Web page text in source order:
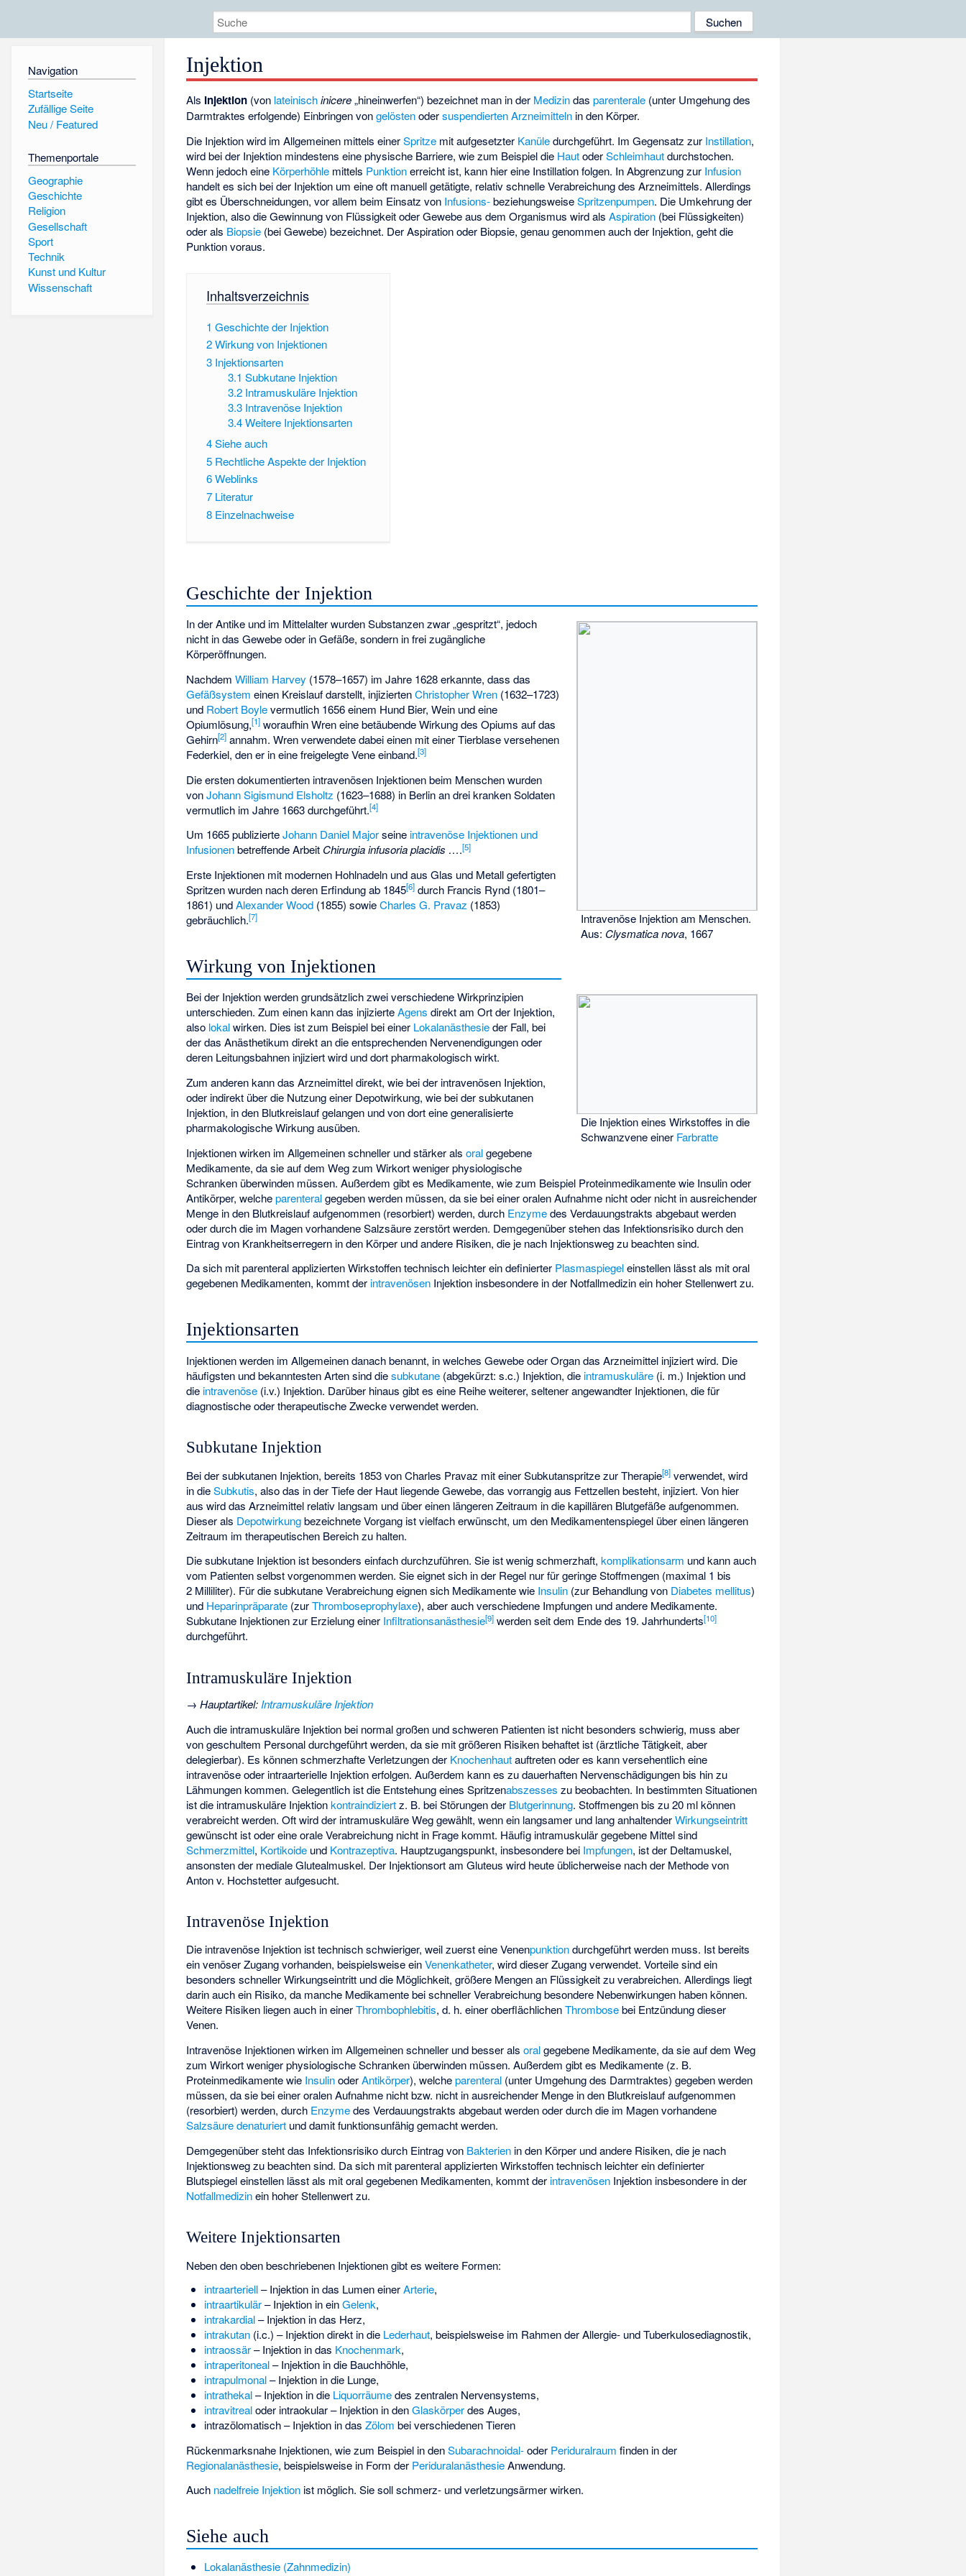
Navigation
Startseite
Zufällige Seite
Neu / Featured
Themenportale
Geographie
Geschichte
Religion
Gesellschaft
Sport
Technik
Kunst und Kultur
Wissenschaft
Injektion
Als Injektion (von lateinisch inicere„hineinwerfen“) bezeichnet man in der Medizindasparenterale (unter Umgehung des
Darmtraktes erfolgende) Einbringen vongelöstenodersuspendierten Arzneimitteln in den Körper.
Die Injektion wird im Allgemeinen mittels einerSpritze mit aufgesetzter Kanüledurchgeführt. Im Gegensatz zur Instillation,
wird bei der Injektion mindestens eine physische Barriere, wie zum Beispiel die HautoderSchleimhautdurchstochen.
Wenn jedoch eine Körperhöhle mittels Punktionerreicht ist, kann hier eine Instillation folgen. In Abgrenzung zur Infusion
handelt es sich bei der Injektion um eine oft manuell getätigte, relativ schnelle Verabreichung des Arzneimittels. Allerdings
gibt es Überschneidungen, vor allem beim Einsatz von Infusions-beziehungsweiseSpritzenpumpen. Die Umkehrung der
Injektion, also die Gewinnung von Flüssigkeit oder Gewebe aus dem Organismus wird alsAspiration (bei Flüssigkeiten)
oder als Biopsie (bei Gewebe) bezeichnet. Der Aspiration oder Biopsie, genau genommen auch der Injektion, geht die
Punktion voraus.
Inhaltsverzeichnis
1 Geschichte der Injektion
2Wirkung von Injektionen
3 Injektionsarten
3.1 Subkutane Injektion
3.2 Intramuskuläre Injektion
3.3 Intravenöse Injektion
3.4 Weitere Injektionsarten
4Siehe auch
5 Rechtliche Aspekte der Injektion
6Weblinks
7 Literatur
8 Einzelnachweise
Geschichte der Injektion
Intravenöse Injektion am Menschen.
Aus: Clysmatica nova, 1667
In der Antike und im Mittelalter wurden Substanzen zwar „gespritzt“, jedoch
nicht in das Gewebe oder in Gefäße, sondern in frei zugängliche
Körperöffnungen.
NachdemWilliam Harvey (1578–1657) im Jahre 1628 erkannte, dass das
Gefäßsystem einen Kreislauf darstellt, injiziertenChristopher Wren (1632–1723)
und Robert Boylevermutlich 1656 einem Hund Bier, Wein und eine
Opiumlösung,[1] woraufhin Wren eine betäubende Wirkung des Opiums auf das
Gehirn[2] annahm. Wren verwendete dabei einen mit einer Tierblase versehenen
Federkiel, den er in eine freigelegte Vene einband.[3]
Die ersten dokumentierten intravenösen Injektionen beim Menschen wurden
vonJohann Sigismund Elsholtz (1623–1688) in Berlin an drei kranken Soldaten
vermutlich im Jahre 1663 durchgeführt.[4]
Um 1665 publizierteJohann Daniel Majorseine intravenöse Injektionen und
Infusionenbetreffende Arbeit Chirurgia infusoria placidis ….[5]
Erste Injektionen mit modernen Hohlnadeln und aus Glas und Metall gefertigten
Spritzen wurden nach deren Erfindung ab 1845[6] durch Francis Rynd (1801–
1861) undAlexander Wood (1855) sowieCharles G. Pravaz (1853)
gebräuchlich.[7]
Wirkung von Injektionen
Die Injektion eines Wirkstoffes in die
Schwanzveneeiner Farbratte
Bei der Injektion werden grundsätzlich zwei verschiedene Wirkprinzipien
unterschieden. Zum einen kann das injizierteAgens direkt am Ort der Injektion,
also lokalwirken. Dies ist zum Beispiel bei einer Lokalanästhesieder Fall, bei
der das Anästhetikum direkt an die entsprechenden Nervenendigungen oder
deren Leitungsbahnen injiziert wird und dort pharmakologisch wirkt.
Zum anderen kann das Arzneimittel direkt, wie bei der intravenösen Injektion,
oder indirekt über die Nutzung einer Depotwirkung, wie bei der subkutanen
Injektion, in den Blutkreislauf gelangen und von dort eine generalisierte
pharmakologische Wirkung ausüben.
Injektionen wirken im Allgemeinen schneller und stärker alsoralgegebene
Medikamente, da sie auf dem Weg zum Wirkort weniger physiologische
Schranken überwinden müssen. Außerdem gibt es Medikamente, wie zum Beispiel Proteinmedikamente wie Insulin oder
Antikörper, welcheparenteralgegeben werden müssen, da sie bei einer oralen Aufnahme nicht oder nicht in ausreichender
Menge in den Blutkreislauf aufgenommen (resorbiert) werden, durch Enzymedes Verdauungstrakts abgebaut werden
oder durch die im Magen vorhandene Salzsäure zerstört werden. Demgegenüber stehen das Infektionsrisiko durch den
Eintrag von Krankheitserregern in den Körper und andere Risiken, die je nach Injektionsweg zu beachten sind.
Da sich mit parenteral applizierten Wirkstoffen technisch leichter ein definierter Plasmaspiegeleinstellen lässt als mit oral
gegebenen Medikamenten, kommt der intravenösen Injektion insbesondere in der Notfallmedizin ein hoher Stellenwert zu.
Injektionsarten
Injektionen werden im Allgemeinen danach benannt, in welches Gewebe oder Organ das Arzneimittel injiziert wird. Die
häufigsten und bekanntesten Arten sind diesubkutane (abgekürzt: s.c.) Injektion, die intramuskuläre (i. m.) Injektion und
die intravenöse (i.v.) Injektion. Darüber hinaus gibt es eine Reihe weiterer, seltener angewandter Injektionen, die für
diagnostische oder therapeutische Zwecke verwendet werden.
Subkutane Injektion
Bei der subkutanen Injektion, bereits 1853 von Charles Pravaz mit einer Subkutanspritze zur Therapie[8] verwendet, wird
in dieSubkutis, also das in der Tiefe der Haut liegende Gewebe, das vorrangig aus Fettzellen besteht, injiziert. Von hier
aus wird das Arzneimittel relativ langsam und über einen längeren Zeitraum in die kapillären Blutgefäße aufgenommen.
Dieser als Depotwirkungbezeichnete Vorgang ist vielfach erwünscht, um den Medikamentenspiegel über einen längeren
Zeitraum im therapeutischen Bereich zu halten.
Die subkutane Injektion ist besonders einfach durchzuführen. Sie ist wenig schmerzhaft,komplikationsarm und kann auch
vom Patienten selbst vorgenommen werden. Sie eignet sich in der Regel nur für geringe Stoffmengen (maximal 1 bis
2 Milliliter). Für die subkutane Verabreichung eignen sich Medikamente wie Insulin (zur Behandlung von Diabetes mellitus)
und Heparinpräparate (zurThromboseprophylaxe), aber auch verschiedene Impfungen und andere Medikamente.
Subkutane Injektionen zur Erzielung einer Infiltrationsanästhesie[9] werden seit dem Ende des 19. Jahrhunderts[10]
durchgeführt.
Intramuskuläre Injektion
→Hauptartikel: Intramuskuläre Injektion
Auch die intramuskuläre Injektion bei normal großen und schweren Patienten ist nicht besonders schwierig, muss aber
von geschultem Personal durchgeführt werden, da sie mit größeren Risiken behaftet ist (ärztliche Tätigkeit, aber
delegierbar). Es können schmerzhafte Verletzungen der Knochenhautauftreten oder es kann versehentlich eine
intravenöse oder intraarterielle Injektion erfolgen. Außerdem kann es zu dauerhaften Nervenschädigungen bis hin zu
Lähmungen kommen. Gelegentlich ist die Entstehung eines Spritzenabszesses zu beobachten. In bestimmten Situationen
ist die intramuskuläre Injektionkontraindiziertz. B. bei Störungen der Blutgerinnung. Stoffmengen bis zu 20 ml können
verabreicht werden. Oft wird der intramuskuläre Weg gewählt, wenn ein langsamer und lang anhaltenderWirkungseintritt
gewünscht ist oder eine orale Verabreichung nicht in Frage kommt. Häufig intramuskulär gegebene Mittel sind
Schmerzmittel, Kortikoide und Kontrazeptiva. Hauptzugangspunkt, insbesondere bei Impfungen, ist der Deltamuskel,
ansonsten der mediale Glutealmuskel. Der Injektionsort amGluteus wird heute üblicherweise nach der Methode von
Anton v. Hochstetter aufgesucht.
Intravenöse Injektion
Die intravenöse Injektion ist technisch schwieriger, weil zuerst eine Venenpunktiondurchgeführt werden muss. Ist bereits
ein venöser Zugang vorhanden, beispielsweise einVenenkatheter, wird dieser Zugang verwendet. Vorteile sind ein
besonders schneller Wirkungseintritt und die Möglichkeit, größere Mengen an Flüssigkeit zu verabreichen. Allerdings liegt
darin auch ein Risiko, da manche Medikamente bei schneller Verabreichung besondere Nebenwirkungen haben können.
Weitere Risiken liegen auch in einerThrombophlebitis, d. h. einer oberflächlichenThrombosebei Entzündung dieser
Venen.
Intravenöse Injektionen wirken im Allgemeinen schneller und besser alsoralgegebene Medikamente, da sie auf dem Weg
zum Wirkort wenigerphysiologische Schranken überwinden müssen. Außerdem gibt es Medikamente (z. B.
Proteinmedikamente wie InsulinoderAntikörper), welcheparenteral (unter Umgehung des Darmtraktes) gegeben werden
müssen, da sie bei einer oralen Aufnahme nicht bzw. nicht in ausreichender Menge in den Blutkreislauf aufgenommen
(resorbiert) werden, durch Enzymedes Verdauungstrakts abgebaut werden oder durch die im Magen vorhandene
Salzsäure denaturiert und damit funktionsunfähig gemacht werden.
Demgegenüber steht das Infektionsrisiko durch Eintrag von Bakterien in den Körper und andere Risiken, die je nach
Injektionsweg zu beachten sind. Da sich mit parenteral applizierten Wirkstoffen technisch leichter ein definierter
Blutspiegel einstellen lässt als mit oral gegebenen Medikamenten, kommt der intravenösen Injektion insbesondere in der
Notfallmedizinein hoher Stellenwert zu.
Weitere Injektionsarten
Neben den oben beschriebenen Injektionen gibt es weitere Formen:
intraarteriell– Injektion in das Lumen einerArterie,
intraartikulär– Injektion in einGelenk,
intrakardial– Injektion in das Herz,
intrakutan(i.c.) – Injektion direkt in die Lederhaut, beispielsweise im Rahmen der Allergie- und Tuberkulosediagnostik,
intraossär– Injektion in das Knochenmark,
intraperitoneal– Injektion in die Bauchhöhle,
intrapulmonal– Injektion in die Lunge,
intrathekal– Injektion in die Liquorräumedes zentralen Nervensystems,
intravitrealoder intraokular – Injektion in denGlaskörperdes Auges,
intrazölomatisch – Injektion in das Zölom bei verschiedenen Tieren
Rückenmarksnahe Injektionen, wie zum Beispiel in denSubarachnoidal-oder Periduralraum finden in der
Regionalanästhesie, beispielsweise in Form der PeriduralanästhesieAnwendung.
Auch nadelfreie Injektion ist möglich. Sie soll schmerz- und verletzungsärmer wirken.
Siehe auch
Lokalanästhesie (Zahnmedizin)